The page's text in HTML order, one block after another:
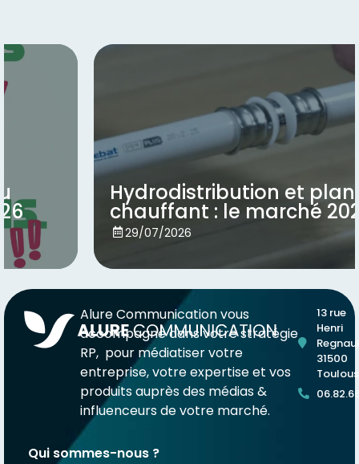
Hydrodistribution et plancher
chauffant : le marché 2025
29/07/2026
Voir
Alure Communication vous
accompagne dans votre stratégie
RP, pour médiatiser votre
entreprise, votre expertise et vos
produits auprès des médias &
influenceurs de votre marché.
13 rue
Henri
31500
Qui sommes-nous ?